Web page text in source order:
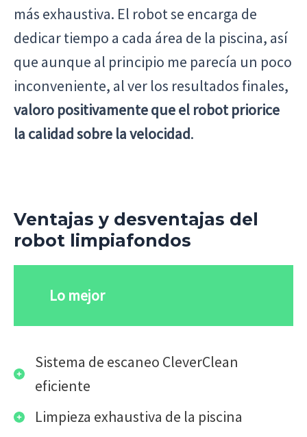
más exhaustiva. El robot se encarga de
dedicar tiempo a cada área de la piscina, así
que aunque al principio me parecía un poco
inconveniente, al ver los resultados finales,
valoro positivamente que el robot priorice
la calidad sobre la velocidad.
Ventajas y desventajas del
robot limpiafondos
Lo mejor
Sistema de escaneo CleverClean
eficiente
Limpieza exhaustiva de la piscina